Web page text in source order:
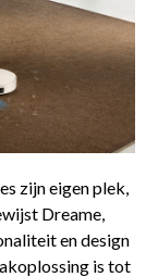
zijn eigen plek,
Dreame,
en design
is tot